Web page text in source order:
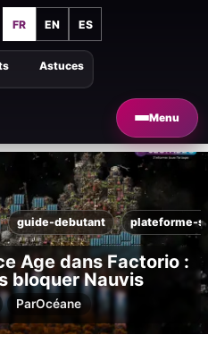
FR EN ES
Menu
Astuces
guide-debutant plateforme-
Age dans Factorio :
bloquer Nauvis
ParOcéane